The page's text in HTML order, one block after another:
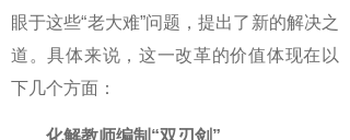
眼于这些“老大难”问题，提出了新的解决之
道。具体来说，这一改革的价值体现在以
下几个方面：
化解教师编制“双刃剑”